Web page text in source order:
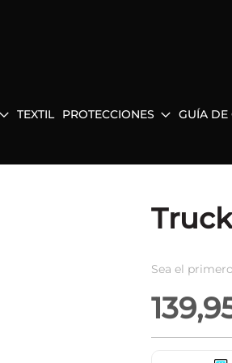
TEXTIL PROTECCIONES GUÍA DE
Sea el